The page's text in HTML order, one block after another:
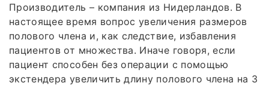
Производитель – компания из Нидерландов. В
настоящее время вопрос увеличения размеров
полового члена и, как следствие, избавления
пациентов от множества. Иначе говоря, если
пациент способен без операции с помощью
экстендера увеличить длину полового члена на 3